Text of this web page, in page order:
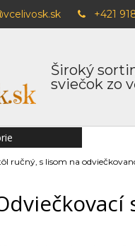
Široký
sviečok zo
+421
ručný, s lisom na